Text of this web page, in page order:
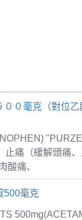
００毫克（對位乙
止痛（緩解頭痛
酸痛、
500毫克